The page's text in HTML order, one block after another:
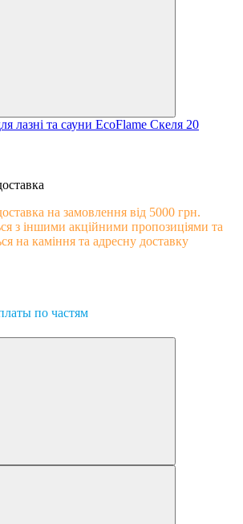
лазні та сауни EcoFlame Скеля 20
на замовлення від 5000 грн.
з іншими акційними пропозиціями та
на каміння та адресну доставку